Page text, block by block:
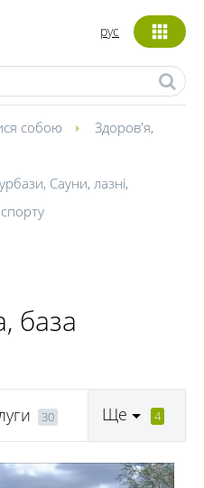
рус
собою Здоров'я,
, Сауни, лазні,
база
30 Ще 4